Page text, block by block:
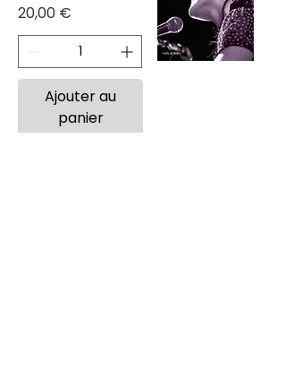
Prix
20,00 €
Ajouter au
panier